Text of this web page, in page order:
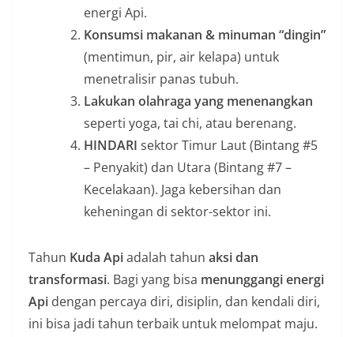
energi Api.
Konsumsi makanan & minuman “dingin”
(mentimun, pir, air kelapa) untuk
menetralisir panas tubuh.
Lakukan olahraga yang menenangkan
seperti yoga, tai chi, atau berenang.
HINDARI sektor Timur Laut (Bintang #5
– Penyakit) dan Utara (Bintang #7 –
Kecelakaan). Jaga kebersihan dan
keheningan di sektor-sektor ini.
Tahun Kuda Apiadalah tahun aksi dan
transformasi. Bagi yang bisa menunggangi energi
Api dengan percaya diri, disiplin, dan kendali diri,
ini bisa jadi tahun terbaik untuk melompat maju.